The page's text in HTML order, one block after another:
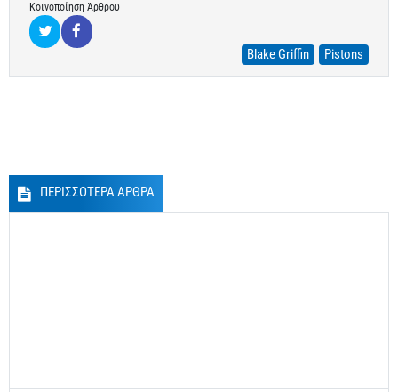
Κοινοποίηση Άρθρου
Blake Griffin Pistons
ΠΕΡΙΣΣΟΤΕΡΑ ΑΡΘΡΑ